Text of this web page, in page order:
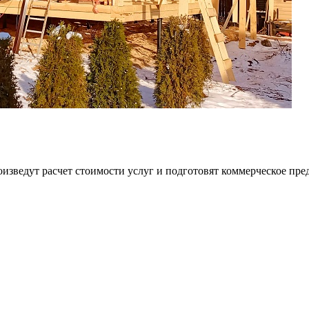
расчет стоимости услуг и подготовят коммерческое